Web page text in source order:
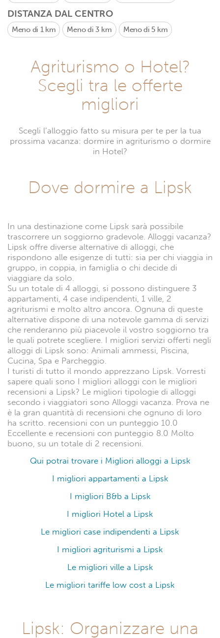
DISTANZA DAL CENTRO
Meno di 1 km Meno di 3 km Meno di 5 km
Agriturismo o Hotel?
Scegli tra le offerte
migliori
Scegli l’alloggio fatto su misura per te per la tua
prossima vacanza: dormire in agriturismo o dormire
in Hotel?
Dove dormire a Lipsk
In una destinazione come Lipsk sarà possibile
trascorrere un soggiorno gradevole. Alloggi vacanza?
Lipsk offre diverse alternative di alloggi, che
rispondono alle esigenze di tutti: sia per chi viaggia in
gruppo, in coppia, in famiglia o chi decide di
viaggiare da solo.
Su un totale di 4 alloggi, si possono distinguere 3
appartamenti, 4 case indipendenti, 1 ville, 2
agriturismi e molto altro ancora. Ognuna di queste
alternative dispone di una notevole gamma di servizi
che renderanno più piacevole il vostro soggiorno tra
le quali potrete scegliere. I migliori servizi offerti negli
alloggi di Lipsk sono: Animali ammessi, Piscina,
Cucina, Spa e Parcheggio.
I turisti di tutto il mondo apprezzano Lipsk. Vorresti
sapere quali sono I migliori alloggi con le migliori
recensioni a Lipsk? Le migliori tipologie di alloggi
secondo i viaggiatori sono Alloggi vacanza. Prova ne
è la gran quantità di recensioni che ognuno di loro
ha scritto. recensioni con un punteggio 10.0
Eccellente e recensioni con punteggio 8.0 Molto
buono, su un totale di 2 recensioni.
Qui potrai trovare i Migliori alloggi a Lipsk
I migliori appartamenti a Lipsk
I migliori B&b a Lipsk
I migliori Hotel a Lipsk
Le migliori case indipendenti a Lipsk
I migliori agriturismi a Lipsk
Le migliori ville a Lipsk
Le migliori tariffe low cost a Lipsk
Lipsk: Organizzare una